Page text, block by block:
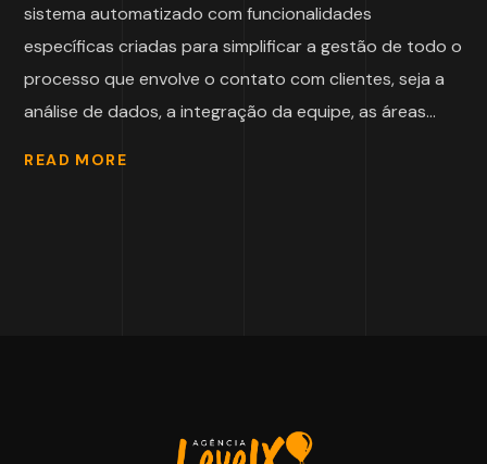
sistema automatizado com funcionalidades
específicas criadas para simplificar a gestão de todo o
processo que envolve o contato com clientes, seja a
análise de dados, a integração da equipe, as áreas...
READ MORE